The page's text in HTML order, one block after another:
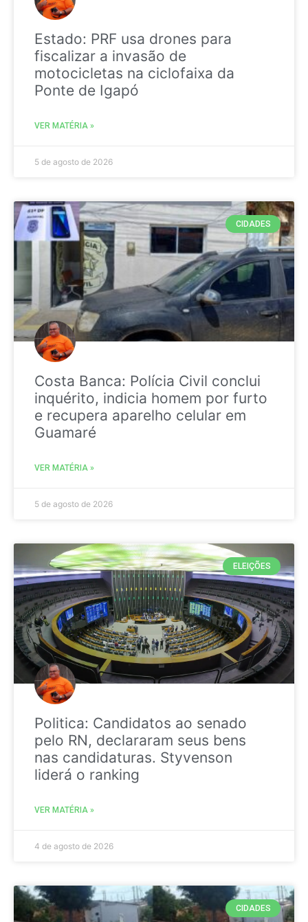
Estado: PRF usa drones para
fiscalizar a invasão de
motocicletas na ciclofaixa da
Ponte de Igapó
VER MATÉRIA »
5 de agosto de 2026
CIDADES
Costa Banca: Polícia Civil conclui
inquérito, indicia homem por furto
e recupera aparelho celular em
Guamaré
VER MATÉRIA »
5 de agosto de 2026
ELEIÇÕES
Politica: Candidatos ao senado
pelo RN, declararam seus bens
nas candidaturas. Styvenson
liderá o ranking
VER MATÉRIA »
4 de agosto de 2026
CIDADES